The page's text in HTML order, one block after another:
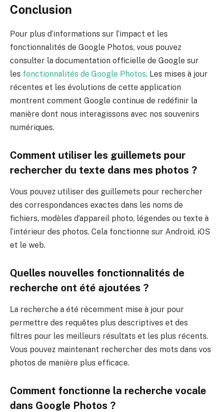
Conclusion
Pour plus d’informations sur l’impact et les
fonctionnalités de Google Photos, vous pouvez
consulter la documentation officielle de Google sur
les fonctionnalités de Google Photos. Les mises à jour
récentes et les évolutions de cette application
montrent comment Google continue de redéfinir la
manière dont nous interagissons avec nos souvenirs
numériques.
Comment utiliser les guillemets pour
rechercher du texte dans mes photos ?
Vous pouvez utiliser des guillemets pour rechercher
des correspondances exactes dans les noms de
fichiers, modèles d’appareil photo, légendes ou texte à
l’intérieur des photos. Cela fonctionne sur Android, iOS
et le web.
Quelles nouvelles fonctionnalités de
recherche ont été ajoutées ?
La recherche a été récemment mise à jour pour
permettre des requêtes plus descriptives et des
filtres pour les meilleurs résultats et les plus récents.
Vous pouvez maintenant rechercher des mots dans vos
photos de manière plus efficace.
Comment fonctionne la recherche vocale
dans Google Photos ?